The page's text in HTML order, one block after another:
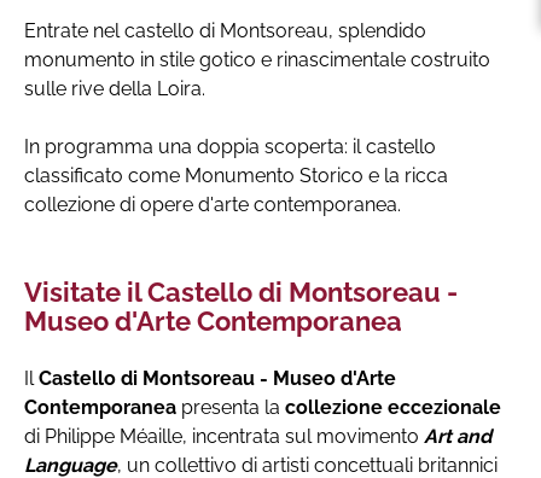
Entrate nel castello di Montsoreau, splendido
monumento in stile gotico e rinascimentale costruito
sulle rive della Loira.
In programma una doppia scoperta: il castello
classificato come Monumento Storico e la ricca
collezione di opere d'arte contemporanea.
Visitate il Castello di Montsoreau -
Museo d'Arte Contemporanea
IlCastello di Montsoreau - Museo d'Arte
Contemporanea presenta la collezione eccezionale
di Philippe Méaille, incentrata sul movimento Art and
Language, un collettivo di artisti concettuali britannici